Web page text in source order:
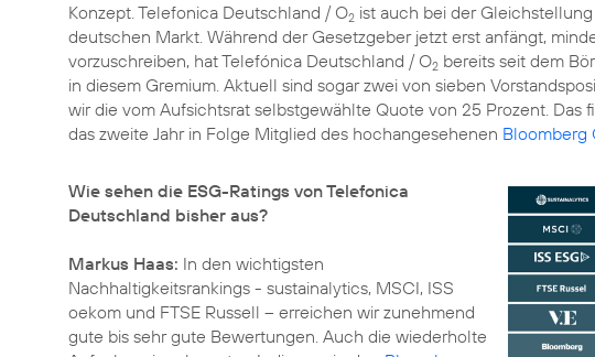
Konzept. Telefonica Deutschland / O2 ist auch bei der
deutschen Markt. Während der Gesetzgeber jetzt erst anfängt,
vorzuschreiben, hat Telefónica Deutschland / O2 bereits seit dem
in diesem Gremium. Aktuell sind sogar zwei von sieben
wir die vom Aufsichtsrat selbstgewählte Quote von 25 Prozent. Das
das zweite Jahr in Folge Mitglied des hochangesehenen Bloomberg
Wie sehen die ESG-Ratings von Telefonica
Deutschland bisher aus?
Markus Haas: In den wichtigsten
Nachhaltigkeitsrankings - sustainalytics, MSCI, ISS
oekom und FTSE Russell – erreichen wir zunehmend
gute bis sehr gute Bewertungen. Auch die wiederholte